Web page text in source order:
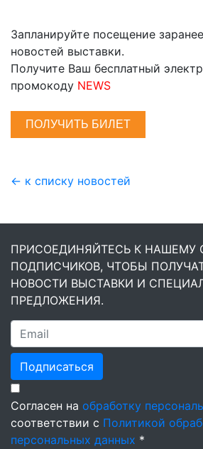
Запланируйте посещение
новостей выставки.
Получите Ваш бесплатный
промокоду NEWS
ПОЛУЧИТЬ БИЛЕТ
← к списку новостей
ПРИСОЕДИНЯЙТЕСЬ К НАШЕМУ
ПОДПИСЧИКОВ, ЧТОБЫ
НОВОСТИ ВЫСТАВКИ И
ПРЕДЛОЖЕНИЯ.
Подписаться
Согласен на обработку
соответствии с Политикой
персональных данных *